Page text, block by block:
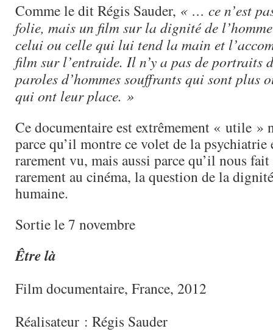
Comme le dit Régis Sauder, « … ce n’est
folie, mais un film sur la dignité de
celui ou celle qui lui tend la main et
film sur l’entraide. Il n’y a pas de portraits
paroles d’hommes souffrants qui sont plus
qui ont leur place. »
Ce documentaire est extrêmement « utile »
parce qu’il montre ce volet de la psychiatrie
rarement vu, mais aussi parce qu’il nous
rarement au cinéma, la question de la
humaine.
Sortie le 7 novembre
Être là
Film documentaire, France, 2012
Réalisateur : Régis Sauder